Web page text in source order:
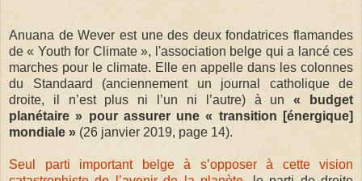
Anuana de Wever est une des deux fondatrices flamandes
de « Youth for Climate », l'association belge qui a lancé ces
marches pour le climate. Elle en appelle dans les colonnes
du Standaard (anciennement un journal catholique de
droite, il n’est plus ni l’un ni l’autre) à un« budget
planétaire » pour assurer une « transition [énergique]
mondiale » (26 janvier 2019, page 14).
Seul parti important belge à s’opposer à cette vision